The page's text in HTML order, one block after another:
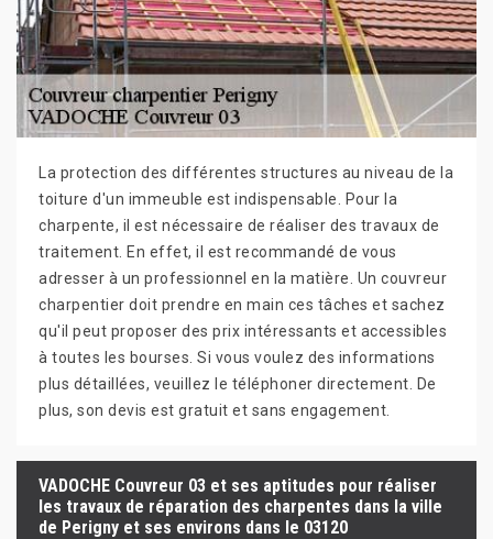
La protection des différentes structures au niveau de la
toiture d'un immeuble est indispensable. Pour la
charpente, il est nécessaire de réaliser des travaux de
traitement. En effet, il est recommandé de vous
adresser à un professionnel en la matière. Un couvreur
charpentier doit prendre en main ces tâches et sachez
qu'il peut proposer des prix intéressants et accessibles
à toutes les bourses. Si vous voulez des informations
plus détaillées, veuillez le téléphoner directement. De
plus, son devis est gratuit et sans engagement.
VADOCHE Couvreur 03 et ses aptitudes pour réaliser
les travaux de réparation des charpentes dans la ville
de Perigny et ses environs dans le 03120